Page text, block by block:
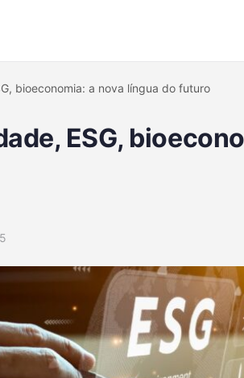
bioeconomia: a nova língua do futuro
ESG,